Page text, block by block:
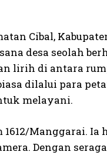
Cibal,
desa seolah
lirih di antara
dilalui para
melayani.
1612/Manggarai.
Dengan